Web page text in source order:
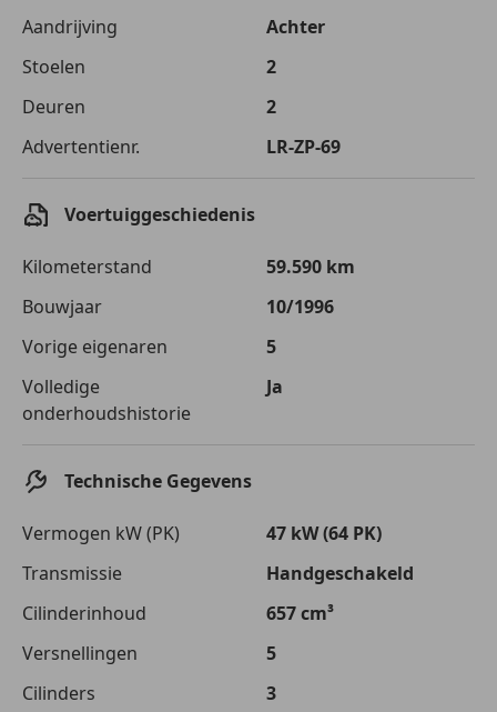
Aandrijving
Achter
Stoelen
2
Deuren
2
Advertentienr.
LR-ZP-69
Voertuiggeschiedenis
Kilometerstand
59.590 km
Bouwjaar
10/1996
Vorige eigenaren
5
Volledige
onderhoudshistorie
Ja
Technische Gegevens
Vermogen kW (PK)
47 kW (64 PK)
Transmissie
Handgeschakeld
Cilinderinhoud
657 cm³
Versnellingen
5
Cilinders
3